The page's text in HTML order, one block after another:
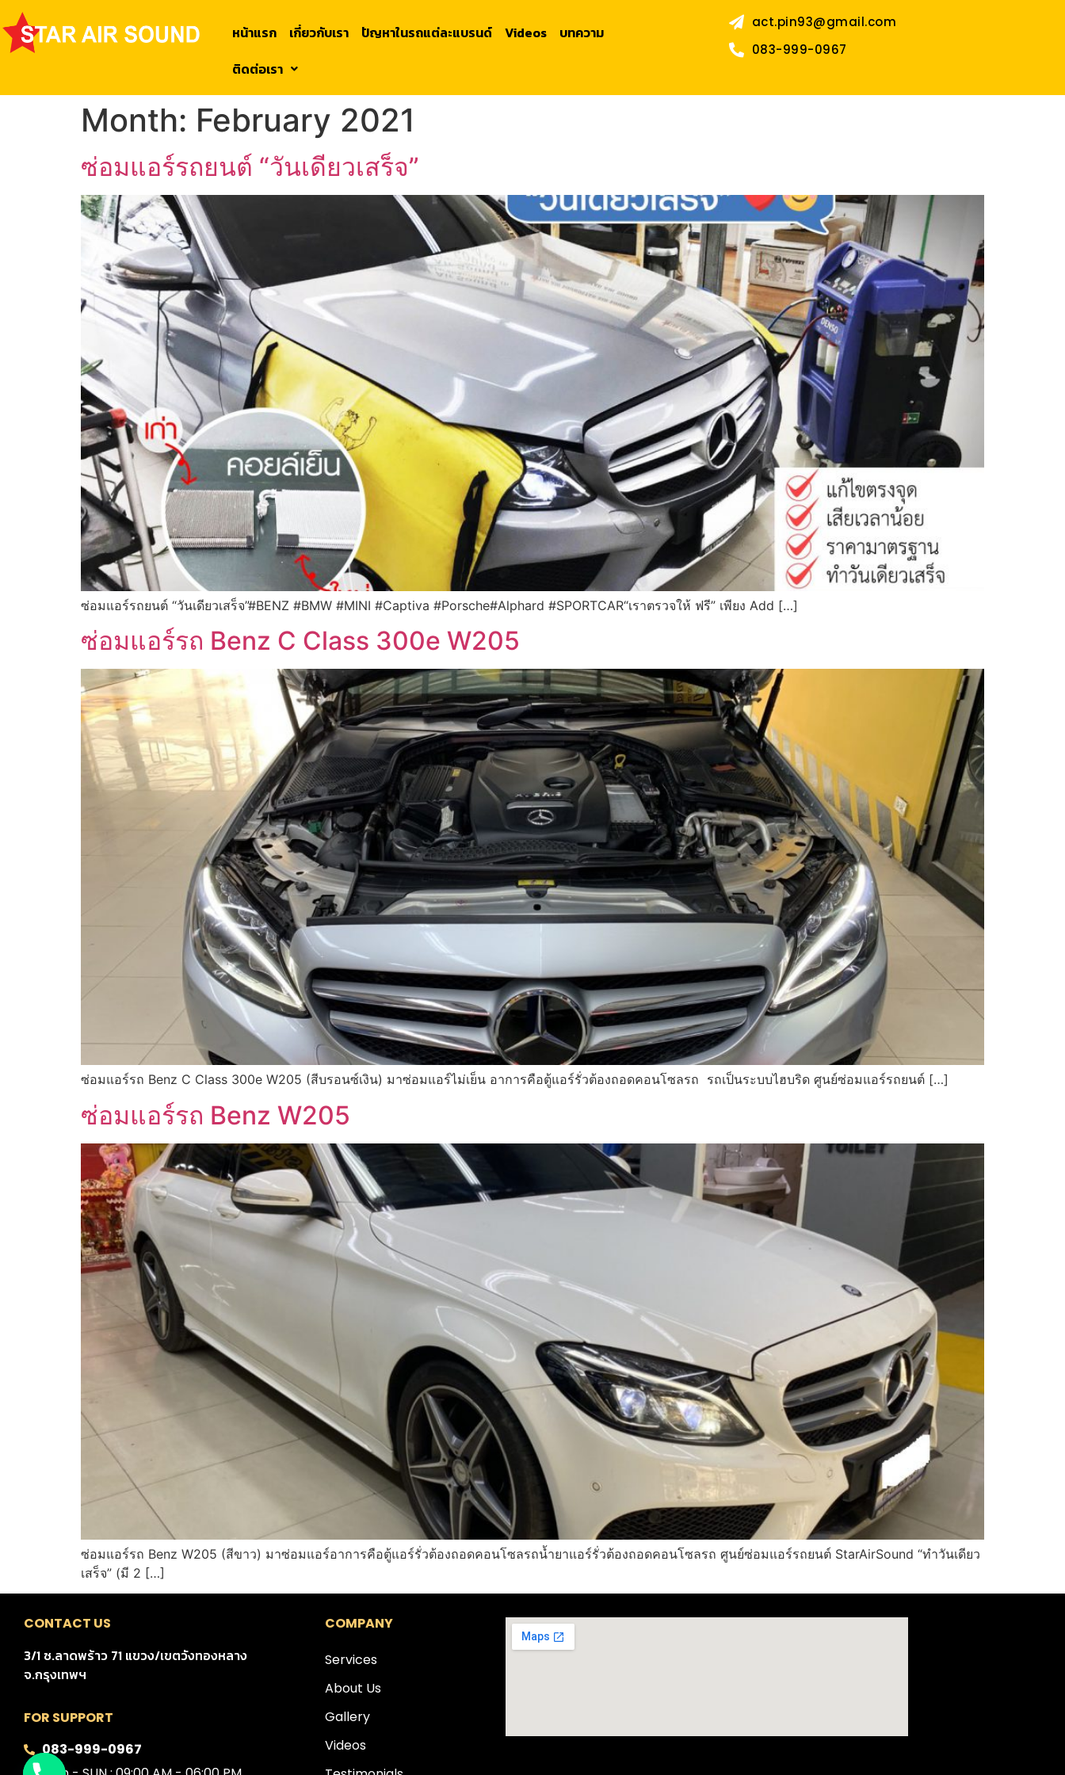
หน้าแรก เกี่ยวกับเรา ปัญหาในรถแต่ละแบรนด์ Videos
บทความ
ติดต่อเรา
act.pin93@gmail.com
083-999-0967
Month: February 2021
ซ่อมแอร์รถยนต์ “วันเดียวเสร็จ”
ซ่อมแอร์รถยนต์ “วันเดียวเสร็จ”#BENZ #BMW #MINI #Captiva #Porsche#Alphard #SPORTCAR“เราตรวจให้ ฟรี” เพียง Add […]
ซ่อมแอร์รถ Benz C Class 300e W205
ซ่อมแอร์รถ Benz C Class 300e W205 (สีบรอนซ์เงิน) มาซ่อมแอร์ไม่เย็น อาการคือตู้แอร์รั่วต้องถอดคอนโซลรถ รถเป็นระบบไฮบริด ศูนย์ซ่อมแอร์รถยนต์ […]
ซ่อมแอร์รถ Benz W205
ซ่อมแอร์รถ Benz W205 (สีขาว) มาซ่อมแอร์อาการคือตู้แอร์รั่วต้องถอดคอนโซลรถน้ำยาแอร์รั่วต้องถอดคอนโซลรถ ศูนย์ซ่อมแอร์รถยนต์ StarAirSound “ทำวันเดียว
เสร็จ” (มี 2 […]
CONTACT US
3/1 ซ.ลาดพร้าว 71 แขวง/เขตวังทองหลาง
จ.กรุงเทพฯ
FOR SUPPORT
083-999-0967
COMPANY
Services
About Us
Gallery
Videos